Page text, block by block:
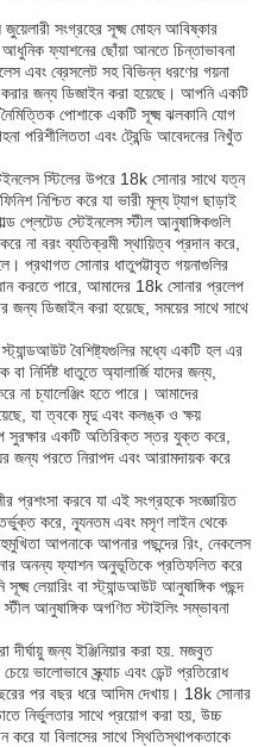
সংগ্রহের সূক্ষ্ম মোহন আবিষ্কার
আধুনিক ফ্যাশনের ছোঁয়া আনতে চিন্তাভাবনা
এবং ব্রেসলেট সহ বিভিন্ন ধরণের গয়না
করার জন্য ডিজাইন করা হয়েছে। আপনি একটি
পোশাকে একটি সূক্ষ্ম ঝলকানি যোগ
পরিশীলিততা এবং ট্রেন্ডি আবেদনের নিখুঁত
স্টিলের উপরে 18k সোনার সাথে যত্ন
নিশ্চিত করে যা ভারী মূল্য ট্যাগ ছাড়াই
প্লেটেড স্টেইনলেস স্টীল আনুষাঙ্গিকগুলি
না বরং ব্যতিক্রমী স্থায়িত্ব প্রদান করে,
প্রথাগত সোনার ধাতুপট্টাবৃত গয়নাগুলির
করতে পারে, আমাদের 18k সোনার প্রলেপ
জন্য ডিজাইন করা হয়েছে, সময়ের সাথে সাথে
বৈশিষ্ট্যগুলির মধ্যে একটি হল এর
নির্দিষ্ট ধাতুতে অ্যালার্জি যাদের জন্য,
না চ্যালেঞ্জিং হতে পারে। আমাদের
যা ত্বকে মৃদু এবং কলঙ্ক ও ক্ষয়
সুরক্ষার একটি অতিরিক্ত স্তর যুক্ত করে,
জন্য পরতে নিরাপদ এবং আরামদায়ক করে
প্রশংসা করবে যা এই সংগ্রহকে সংজ্ঞায়িত
করে, ন্যূনতম এবং মসৃণ লাইন থেকে
আপনাকে আপনার পছন্দের রিং, নেকলেস
অনন্য ফ্যাশন অনুভূতিকে প্রতিফলিত করে
লেয়ারিং বা স্ট্যান্ডআউট আনুষাঙ্গিক পছন্দ
আনুষাঙ্গিক অগণিত স্টাইলিং সম্ভাবনা
দীর্ঘায়ু জন্য ইঞ্জিনিয়ার করা হয়. মজবুত
ভালোভাবে স্ক্র্যাচ এবং ডেন্ট প্রতিরোধ
পর বছর ধরে আদিম দেখায়। 18k সোনার
নির্ভুলতার সাথে প্রয়োগ করা হয়, উচ্চ
করে যা বিলাসের সাথে স্থিতিস্থাপকতাকে